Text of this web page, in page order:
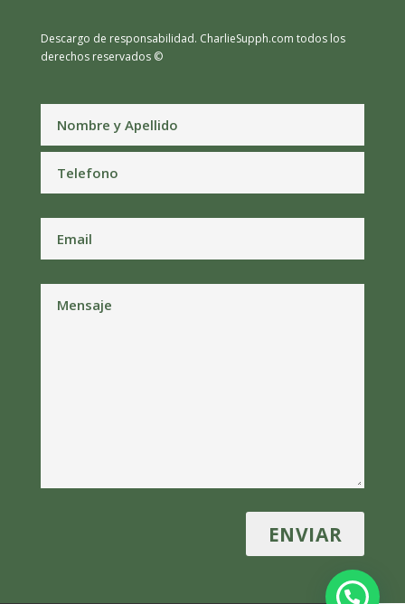
Descargo de responsabilidad. CharlieSupph.com todos los
derechos reservados ©